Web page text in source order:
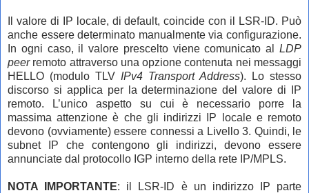
Il valore di IP locale, di default, coincide con il LSR-ID. Può
anche essere determinato manualmente via configurazione.
In ogni caso, il valore prescelto viene comunicato al LDP
peerremoto attraverso una opzione contenuta nei messaggi
HELLO (modulo TLV IPv4 Transport Address). Lo stesso
discorso si applica per la determinazione del valore di IP
remoto. L’unico aspetto su cui è necessario porre la
massima attenzione è che gli indirizzi IP locale e remoto
devono (ovviamente) essere connessi a Livello 3. Quindi, le
subnet IP che contengono gli indirizzi, devono essere
annunciate dal protocollo IGP interno della rete IP/MPLS.
NOTA IMPORTANTE: il LSR-ID è un indirizzo IP parte